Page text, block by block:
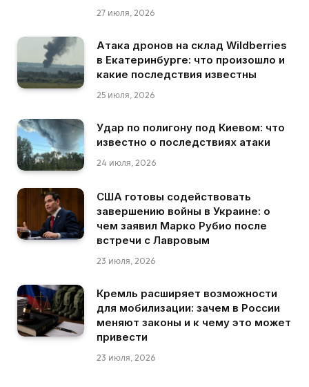
27 июля, 2026
Атака дронов на склад Wildberries
в Екатеринбурге: что произошло и
какие последствия известны
25 июля, 2026
Удар по полигону под Киевом: что
известно о последствиях атаки
24 июля, 2026
США готовы содействовать
завершению войны в Украине: о
чем заявил Марко Рубио после
встречи с Лавровым
23 июля, 2026
Кремль расширяет возможности
для мобилизации: зачем в России
меняют законы и к чему это может
привести
23 июля, 2026